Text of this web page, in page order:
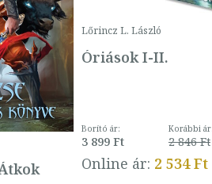
Lőrincz L. László
Óriások I-II.
Borító ár:
3 899 Ft
Korábbi ár:
2 846 Ft
Online ár: 2 534 Ft